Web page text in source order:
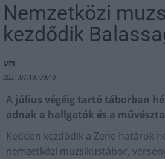
Nemzetközi
kezdődik
MTI
2021.07.19. 09:40
A július végéig tartó táborban
adnak a hallgatók és a
Kedden kezdődik a Zene határok
nemzetközi muzsikustábor,